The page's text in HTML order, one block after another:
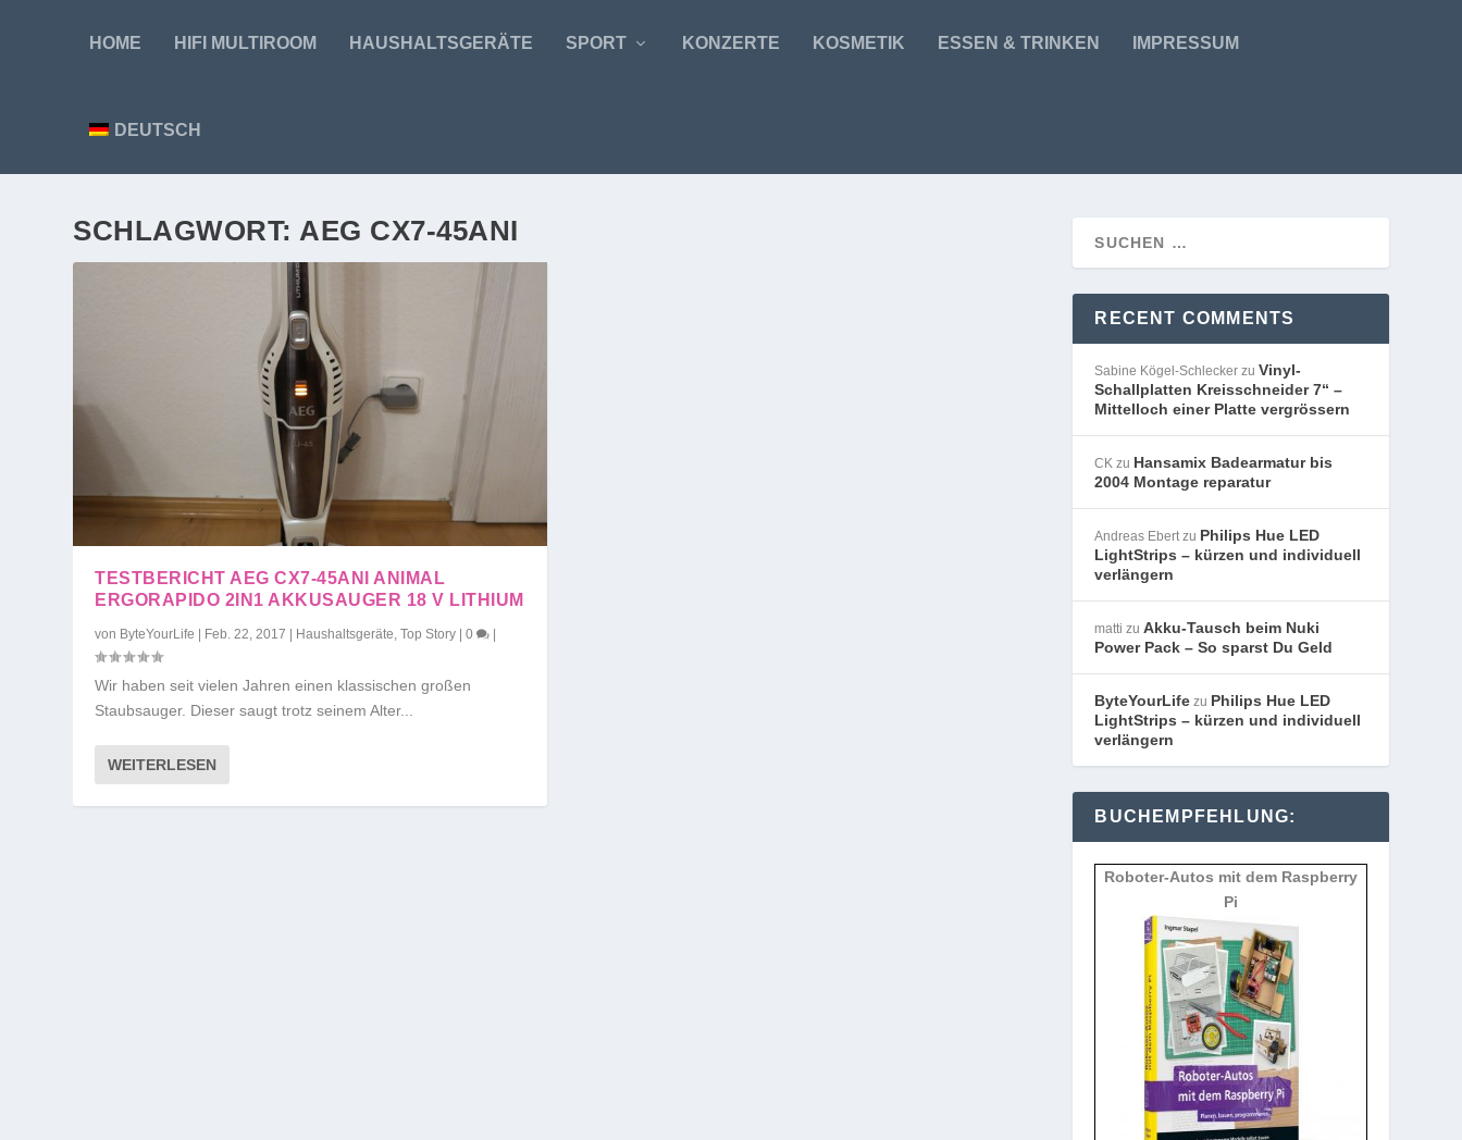
HOME HIFI MULTIROOM HAUSHALTSGERÄTE SPORT KONZERTE KOSMETIK ESSEN & TRINKEN IMPRESSUM
DEUTSCH
SCHLAGWORT:AEG CX7-45ANI
TESTBERICHT AEG CX7-45ANI ANIMAL
ERGORAPIDO 2IN1 AKKUSAUGER 18 V LITHIUM
von ByteYourLife Feb. 22, 2017 Haushaltsgeräte,Top Story |0
Wir haben seit vielen Jahren einen klassischen großen
Staubsauger. Dieser saugt trotz seinem Alter...
WEITERLESEN
RECENT COMMENTS
Sabine Kögel-Schlecker zuVinyl-
Schallplatten Kreisschneider 7“ –
Mittelloch einer Platte vergrössern
CK zu Hansamix Badearmatur bis
2004 Montage reparatur
Andreas Ebertzu Philips Hue LED
LightStrips – kürzen und individuell
verlängern
matti zuAkku-Tausch beim Nuki
Power Pack – So sparst Du Geld
ByteYourLife zu Philips Hue LED
LightStrips – kürzen und individuell
verlängern
BUCHEMPFEHLUNG:
Roboter-Autos mit dem Raspberry
Pi